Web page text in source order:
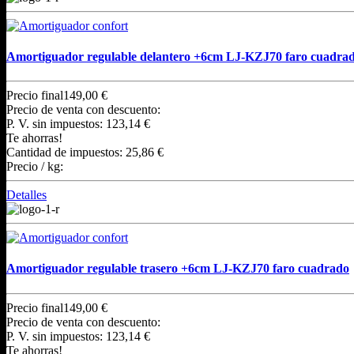
Amortiguador regulable delantero +6cm LJ-KZJ70 faro
Precio final149,00 €
Precio de venta con descuento:
P. V. sin impuestos: 123,14 €
Te ahorras!
Cantidad de impuestos: 25,86 €
Precio / kg:
Detalles
Amortiguador regulable trasero +6cm LJ-KZJ70 faro cuadrado
Precio final149,00 €
Precio de venta con descuento:
P. V. sin impuestos: 123,14 €
Te ahorras!